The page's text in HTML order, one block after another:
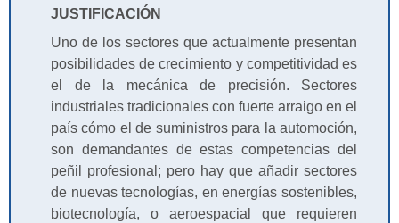
JUSTIFICACIÓN
Uno de los sectores que actualmente presentan
posibilidades de crecimiento y competitividad es
el de la mecánica de precisión. Sectores
industriales tradicionales con fuerte arraigo en el
país cómo el de suministros para la automoción,
son demandantes de estas competencias del
peñil profesional; pero hay que añadir sectores
de nuevas tecnologías, en energías sostenibles,
biotecnología, o aeroespacial que requieren